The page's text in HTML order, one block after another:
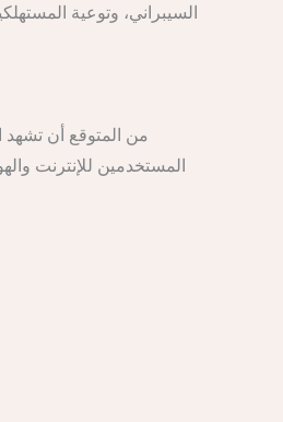
السيبراني، وتوعية
من المتوقع أن تشهد